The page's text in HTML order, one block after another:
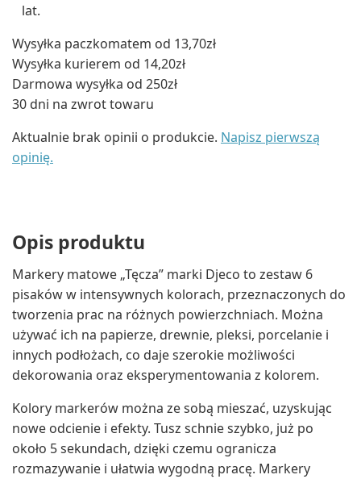
lat.
Wysyłka paczkomatem od 13,70zł
Wysyłka kurierem od 14,20zł
Darmowa wysyłka od 250zł
30 dni na zwrot towaru
Aktualnie brak opinii o produkcie. Napisz pierwszą
opinię.
Opis produktu
Markery matowe „Tęcza” marki Djeco to zestaw 6
pisaków w intensywnych kolorach, przeznaczonych do
tworzenia prac na różnych powierzchniach. Można
używać ich na papierze, drewnie, pleksi, porcelanie i
innych podłożach, co daje szerokie możliwości
dekorowania oraz eksperymentowania z kolorem.
Kolory markerów można ze sobą mieszać, uzyskując
nowe odcienie i efekty. Tusz schnie szybko, już po
około 5 sekundach, dzięki czemu ogranicza
rozmazywanie i ułatwia wygodną pracę. Markery